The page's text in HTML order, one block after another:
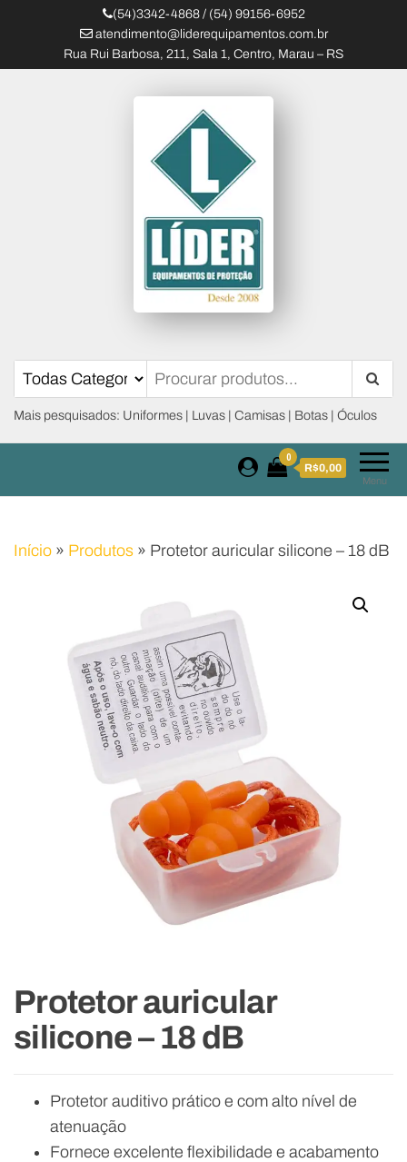
(54)3342-4868 / (54) 99156-6952
atendimento@liderequipamentos.com.br
Rua Rui Barbosa, 211, Sala 1, Centro, Marau – RS
Líder Equipamentos
Mais pesquisados: Uniformes | Luvas | Camisas | Botas | Óculos
Menu
0
R$0,00
Início » Produtos » Protetor auricular silicone – 18 dB
Protetor auricular
silicone – 18 dB
Protetor auditivo prático e com alto nível de
atenuação
Fornece excelente flexibilidade e acabamento